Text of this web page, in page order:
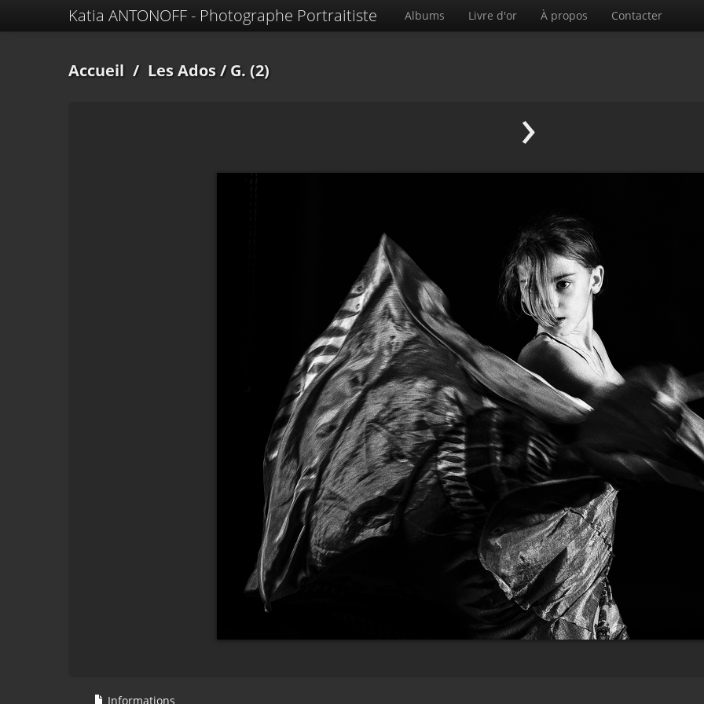
Katia ANTONOFF - Photographe Portraitiste Albums Livre d'or À propos Contacter
Accueil / Les Ados/ G. (2)
›
Informations